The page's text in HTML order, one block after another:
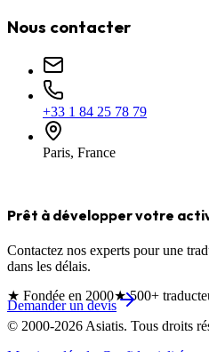
Nous contacter
+33 1 84 25 78 79
Paris, France
Prêt à développer votre
Contactez nos experts pour une
dans les délais.
Demander un devis
★ Fondée en 2000★500+
© 2000-2026 Asiatis. Tous droits